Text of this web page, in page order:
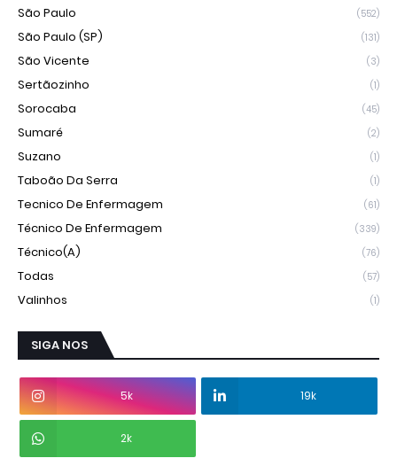
São Paulo (552)
São Paulo (SP) (131)
São Vicente (3)
Sertãozinho (1)
Sorocaba (45)
Sumaré (2)
Suzano (1)
Taboão Da Serra (1)
Tecnico De Enfermagem (61)
Técnico De Enfermagem (339)
Técnico(a) (76)
Todas (57)
Valinhos (1)
SIGA NOS
5k 19k
2k